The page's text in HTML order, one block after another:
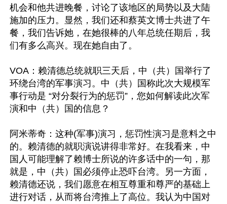
机会和他共进晚餐，讨论了该地区的局势以及大陆
施加的压力。显然，我们还和蔡英文博士共进了午
餐，我们告诉她，在她很棒的八年总统任期后，我
们有多么高兴。现在她自由了。
VOA：赖清德总统就职三天后，中（共）国举行了
环绕台湾的军事演习。中（共）国称此次大规模军
事行动是 “对分裂行为的惩罚”，您如何解读此次军
演和中（共）国的信息？
阿米蒂奇：这种(军事)演习，惩罚性演习是意料之中
的。赖清德的就职演说讲得非常好。在我看来，中
国人可能理解了赖博士所说的许多话中的一句，那
就是，中（共）国必须停止恐吓台湾。另一方面，
赖清德还说，我们愿意在相互尊重和尊严的基础上
进行对话，从而将台湾推上了高位。我认为中国对